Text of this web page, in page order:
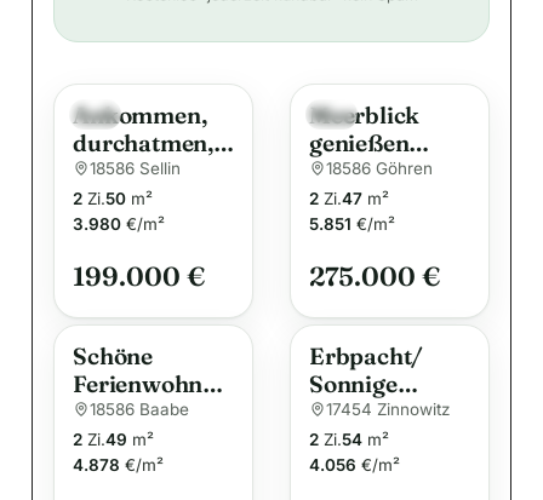
t
Neu
Ankommen,
durchatmen,
bleiben –
Wohnen oder
Vermieten in
18586 Sellin
2 Zi.50 m²
3.980 €/m²
199.000 €
Neu
Meerblick
genießen
Charmante
Wohnung in
Göhren
18586 Göhren
2 Zi.47 m²
5.851 €/m²
275.000 €
Schöne
Ferienwohnun
g mit Terrasse
und Garten in
guter Lage von
18586 Baabe
2 Zi.49 m²
4.878 €/m²
Erbpacht/
Sonnige
Eigentumswo
hnung in
Zinnowitz –
17454 Zinnowitz
2 Zi.54 m²
4.056 €/m²